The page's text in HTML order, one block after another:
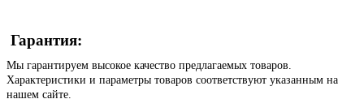
Гарантия:
Мы гарантируем высокое качество предлагаемых товаров.
Характеристики и параметры товаров соответствуют указанным на
нашем сайте.